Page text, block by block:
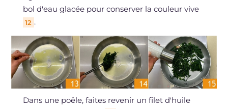
bol d'eau glacée pour conserver la couleur vive
12 .
Dans une poêle, faites revenir un filet d'huile